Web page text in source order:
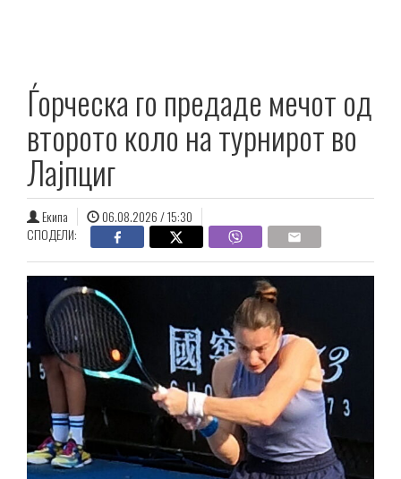
Ѓорческа го предаде мечот од
второто коло на турнирот во
Лајпциг
Екипа
06.08.2026 / 15:30
СПОДЕЛИ: